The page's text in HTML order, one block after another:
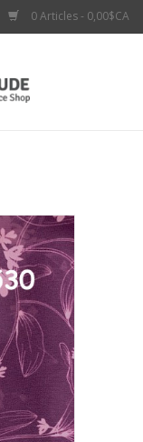
0 Articles - 0,00$CA